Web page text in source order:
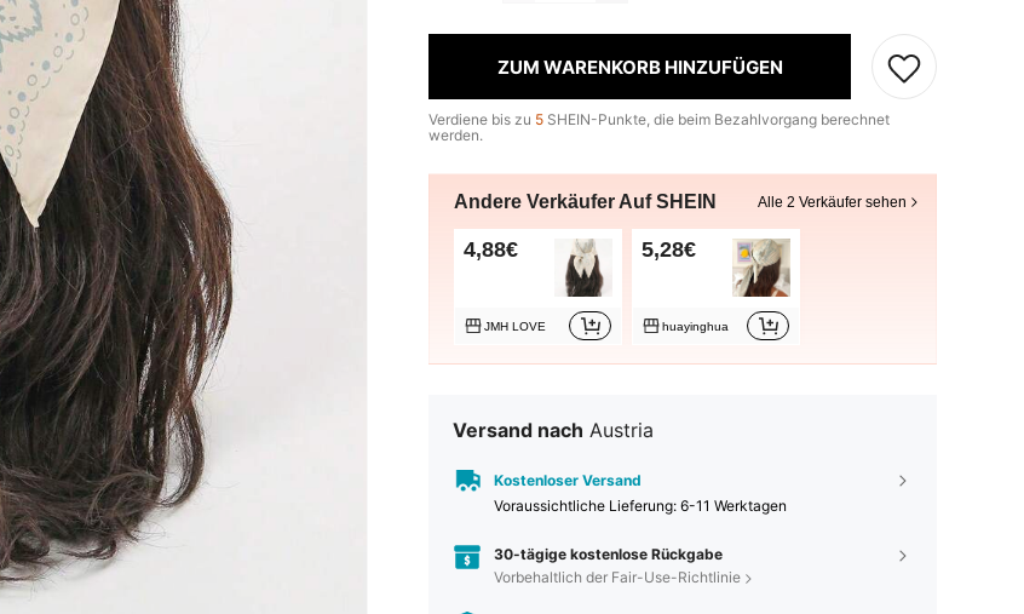
ZUM WARENKORB HINZUFÜGEN
Verdiene bis zu 5 SHEIN-Punkte, die beim Bezahlvorgang berechnet
werden.
Andere Verkäufer Auf SHEIN Alle 2 Verkäufer sehen
4,88€
JMH LOVE
5,28€
huayinghua
Versand nach Austria
Kostenloser Versand
Voraussichtliche Lieferung: 6-11 Werktagen
30-tägige kostenlose Rückgabe
Vorbehaltlich der Fair-Use-Richtlinie